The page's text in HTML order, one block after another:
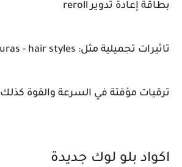
بطاقة إعادة تدوير reroll
تاثيرات تجميلية مثل: skins - auras - hair styles
ترقيات مؤقتة في السرعة والقوة كذلك
اكواد بلو لوك جديدة